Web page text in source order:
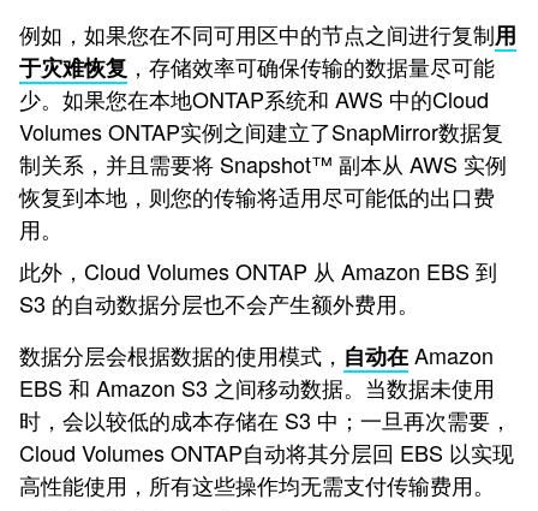
例如，如果您在不同可用区中的节点之间进行复制用
于灾难恢复 ，存储效率可确保传输的数据量尽可能
少。如果您在本地ONTAP系统和 AWS 中的Cloud
Volumes ONTAP实例之间建立了SnapMirror数据复
制关系，并且需要将 Snapshot™ 副本从 AWS 实例
恢复到本地，则您的传输将适用尽可能低的出口费
用。
此外，Cloud Volumes ONTAP 从 Amazon EBS 到
S3 的自动数据分层也不会产生额外费用。
数据分层会根据数据的使用模式， 自动在Amazon
EBS 和 Amazon S3 之间移动数据。当数据未使用
时，会以较低的成本存储在 S3 中；一旦再次需要，
Cloud Volumes ONTAP自动将其分层回 EBS 以实现
高性能使用，所有这些操作均无需支付传输费用。